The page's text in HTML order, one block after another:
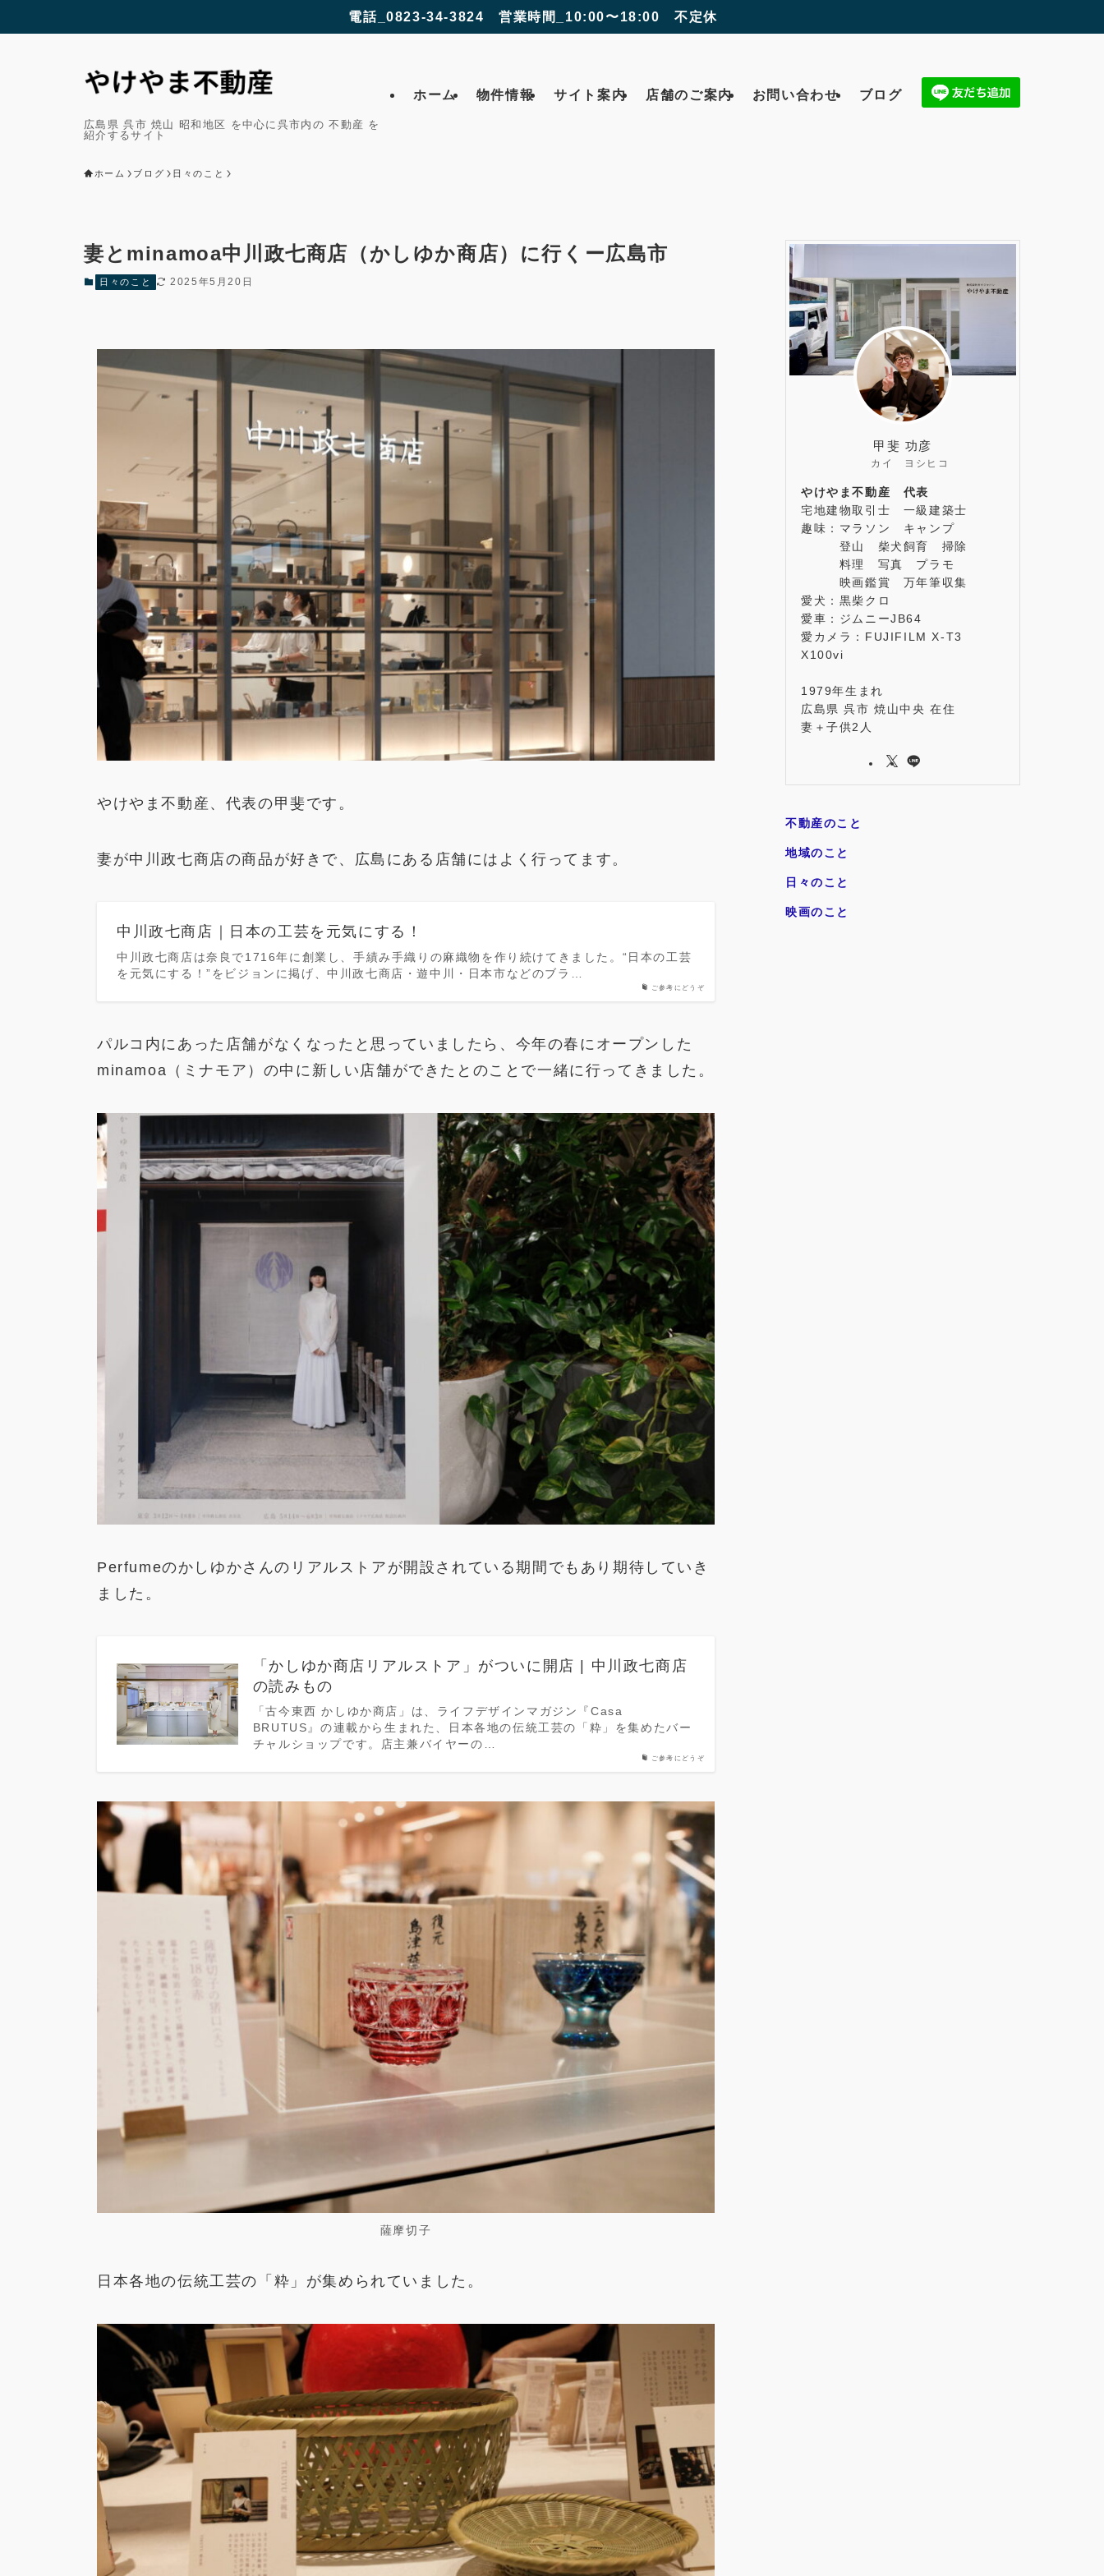
電話_0823-34-3824 営業時間_10:00〜18:00 不定休
広島県 呉市 焼山 昭和地区 を中心に呉市内の 不動産 を
紹介するサイト
ホーム 物件情報 サイト案内 店舗のご案内 お問い合わせ ブログ
ホーム ブログ 日々のこと
妻とminamoa中川政七商店（かしゆか商店）に行くー広島市
日々のこと 2025年5月20日
やけやま不動産、代表の甲斐です。
妻が中川政七商店の商品が好きで、広島にある店舗にはよく行ってます。
ご参考にどうぞ
中川政七商店｜日本の工芸を元気にする！
中川政七商店は奈良で1716年に創業し、手績み手織りの麻織物を作り続けてきました。“日本の工芸
を元気にする！”をビジョンに掲げ、中川政七商店・遊中川・日本市などのブラ…
パルコ内にあった店舗がなくなったと思っていましたら、今年の春にオープンした
minamoa（ミナモア）の中に新しい店舗ができたとのことで一緒に行ってきました。
Perfumeのかしゆかさんのリアルストアが開設されている期間でもあり期待していき
ました。
ご参考にどうぞ
「かしゆか商店リアルストア」がついに開店 | 中川政七商店
の読みもの
「古今東西 かしゆか商店」は、ライフデザインマガジン『Casa
BRUTUS』の連載から生まれた、日本各地の伝統工芸の「粋」を集めたバー
チャルショップです。店主兼バイヤーの…
薩摩切子
日本各地の伝統工芸の「粋」が集められていました。
甲斐 功彦
カイ ヨシヒコ
やけやま不動産 代表
宅地建物取引士 一級建築士
趣味：マラソン キャンプ
登山 柴犬飼育 掃除
料理 写真 プラモ
映画鑑賞 万年筆収集
愛犬：黒柴クロ
愛車：ジムニーJB64
愛カメラ：FUJIFILM X-T3
X100vi
1979年生まれ
広島県 呉市 焼山中央 在住
妻＋子供2人
不動産のこと
地域のこと
日々のこと
映画のこと